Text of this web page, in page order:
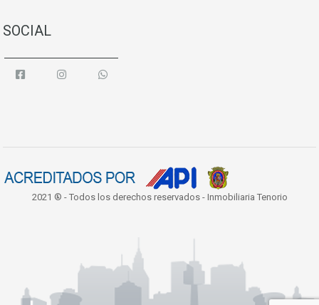
SOCIAL
2021 ® - Todos los derechos reservados - Inmobiliaria Tenorio